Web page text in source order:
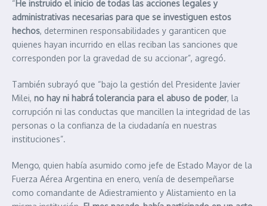
“He instruido el inicio de todas las acciones legales y
administrativas necesarias para que se investiguen estos
hechos, determinen responsabilidades y garanticen que
quienes hayan incurrido en ellas reciban las sanciones que
corresponden por la gravedad de su accionar”, agregó.
También subrayó que “bajo la gestión del Presidente Javier
Milei, no hay ni habrá tolerancia para el abuso de poder, la
corrupción ni las conductas que mancillen la integridad de las
personas o la confianza de la ciudadanía en nuestras
instituciones”.
Mengo, quien había asumido como jefe de Estado Mayor de la
Fuerza Aérea Argentina en enero, venía de desempeñarse
como comandante de Adiestramiento y Alistamiento en la